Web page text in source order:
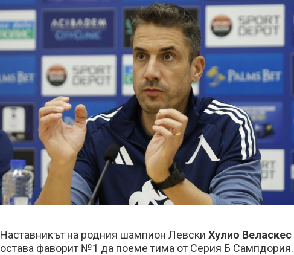
Наставникът на родния шампион Левски Хулио Веласкес
остава фаворит №1 да поеме тима от Серия Б Сампдория.